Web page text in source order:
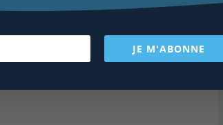
conséquences
individuelles et
JE M'ABONNE